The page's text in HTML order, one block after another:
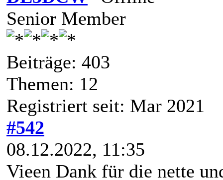
Senior Member
Beiträge: 403
Themen: 12
Registriert seit: Mar 2021
#542
08.12.2022, 11:35
Vieen Dank für die nette